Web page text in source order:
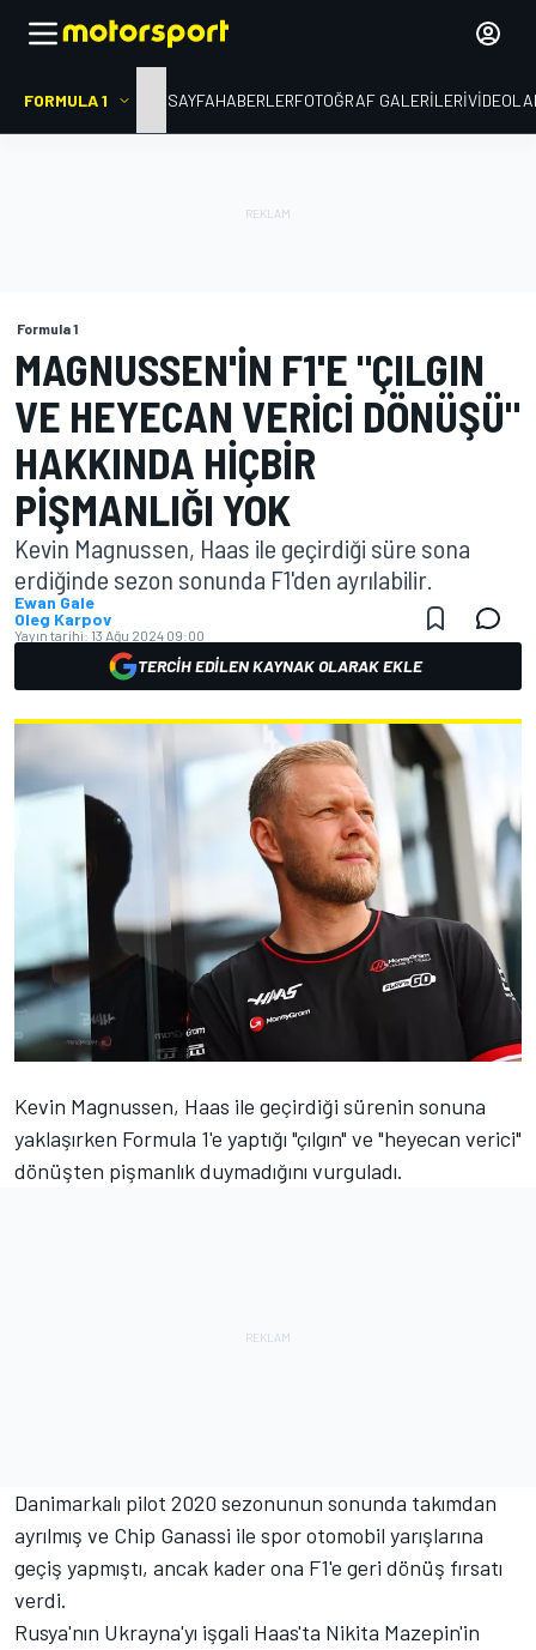
FORMULA 1 ANA SAYFAHABERLERFOTOĞRAF GALERILERI
Formula 1
MAGNUSSEN'IN F1'E "ÇILGIN
VE HEYECAN VERICI DÖNÜŞÜ"
HAKKINDA HIÇBIR
PIŞMANLIĞI YOK
Kevin Magnussen, Haas ile geçirdiği süre sona
erdiğinde sezon sonunda F1'den ayrılabilir.
Ewan Gale
Oleg Karpov
Yayın tarihi: 13 Ağu 2024 09:00
TERCIH EDILEN KAYNAK OLARAK EKLE
Kevin Magnussen, Haas ile geçirdiği sürenin sonuna
yaklaşırken Formula 1'e yaptığı "çılgın" ve "heyecan verici"
dönüşten pişmanlık duymadığını vurguladı.
Danimarkalı pilot 2020 sezonunun sonunda takımdan
ayrılmış ve Chip Ganassi ile spor otomobil yarışlarına
geçiş yapmıştı, ancak kader ona F1'e geri dönüş fırsatı
verdi.
Rusya'nın Ukrayna'yı işgali Haas'ta Nikita Mazepin'in